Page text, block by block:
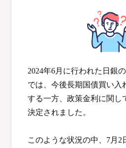
2024年6月に行われた日銀
では、今後長期国債買い入
する一方、政策金利に関し
決定されました。
このような状況の中、7月2